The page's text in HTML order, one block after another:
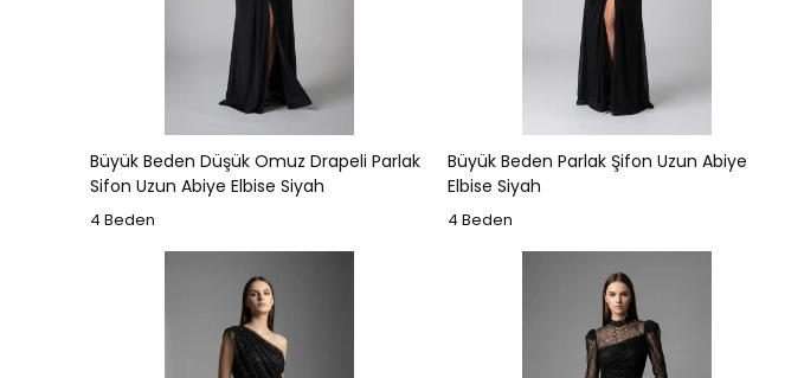
Büyük Beden Düşük Omuz Drapeli Parlak
Sifon Uzun Abiye Elbise Siyah
4 Beden
Büyük Beden Parlak Şifon Uzun Abiye
Elbise Siyah
4 Beden